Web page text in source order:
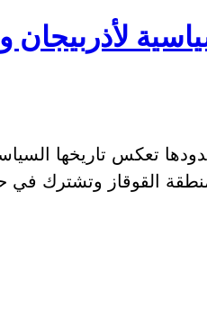
لأذربيجان
تعكس تاريخها
القوقاز وتشترك في